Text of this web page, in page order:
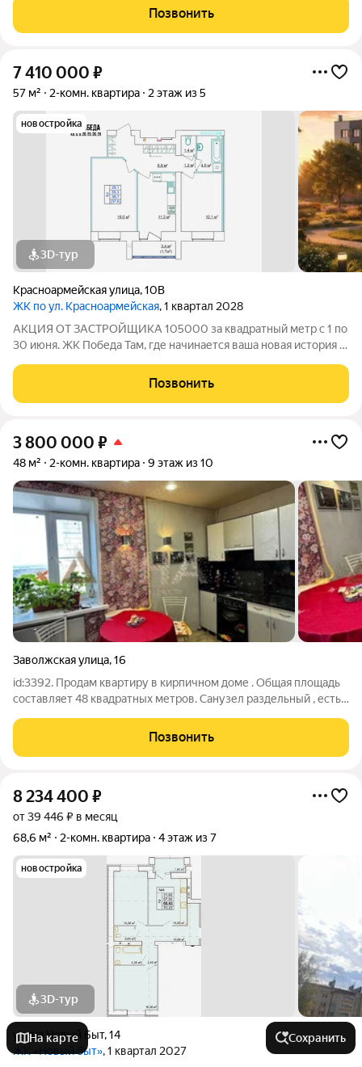
на кухне останется кухонный гарнитур в комнате натяжные
потолки и пластиковые
Позвонить
7 410 000 ₽
57 м² 2-комн. квартира 2 этаж из 5
новостройка
3D-тур
Красноармейская улица,10В
ЖК по ул. Красноармейская, 1 квартал 2028
АКЦИЯ ОТ ЗАСТРОЙЩИКА 105000 за квадратный метр с 1 по
30 июня. ЖК Победа Там, где начинается ваша новая история 1.
современный 5-этажный кирпичный дом на 49 квартир,
созданный в формате уютного
Позвонить
3 800 000 ₽
48 м² 2-комн. квартира 9 этаж из 10
Заволжская улица,16
id:3392. Продам квартиру в кирпичном доме . Общая площадь
составляет 48 квадратных метров. Санузел раздельный , есть
квартире останется мебель , холодильник , кондиционер. Эта
Позвонить
8 234 400 ₽
от 39 446 ₽ в месяц
68,6 м²
2-комн. квартира 4 этаж из 7
новостройка
3D-тур
улица Новый Быт,14
ЖК «Новый быт», 1 квартал 2027
На карте Сохранить